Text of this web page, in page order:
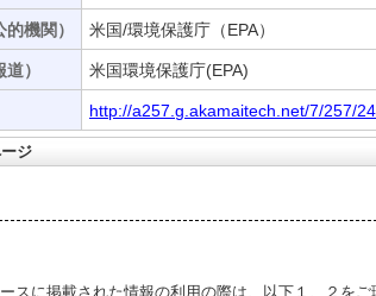
機関） 米国/環境保護庁（EPA）
） 米国環境保護庁(EPA)
http://a257.g.akamaitech.net/7/257/
ジ
スに掲載された情報の利用の際は、以下１、２を